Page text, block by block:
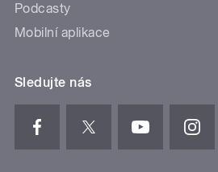
Podcasty
Mobilní aplikace
Sledujte nás